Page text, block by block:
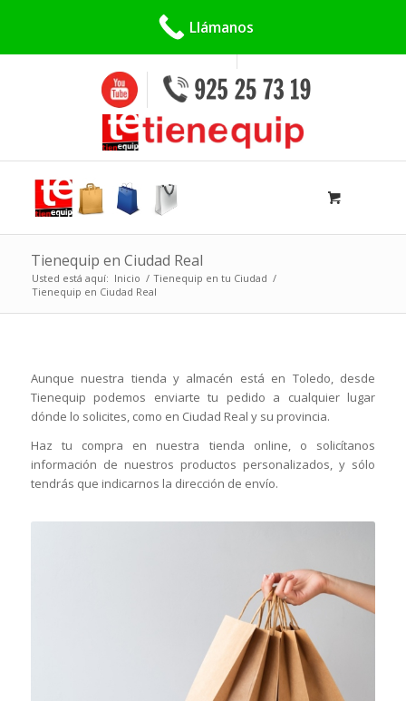
Tienequip en Ciudad Real
Usted está aquí: Inicio / Tienequip en tu Ciudad /
Tienequip en Ciudad Real
Aunque nuestra tienda y almacén está en Toledo, desde
Tienequip podemos enviarte tu pedido a cualquier lugar
dónde lo solicites, como en Ciudad Real y su provincia.
Haz tu compra en nuestra tienda online, o solicítanos
información de nuestros productos personalizados, y sólo
tendrás que indicarnos la dirección de envío.
Llámanos